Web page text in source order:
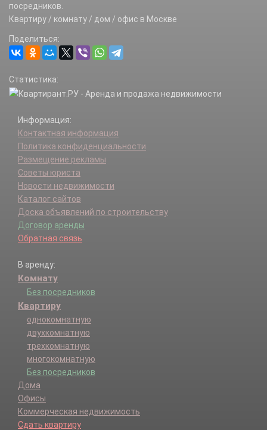
посредников.
Квартиру / комнату / дом / офис в Москве
Поделиться:
Статистика:
Информация:
Контактная информация
Политика конфиденциальности
Размещение рекламы
Советы юриста
Новости недвижимости
Каталог сайтов
Доска объявлений по строительству
Договор аренды
Обратная связь
В аренду:
Комнату
Без посредников
Квартиру
однокомнатную
двухкомнатную
трехкомнатную
многокомнатную
Без посредников
Дома
Офисы
Коммерческая недвижимость
Сдать квартиру